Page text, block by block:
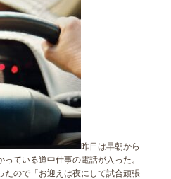
昨日は早朝から
ている道中仕事の電話が入った。
たので「お迎えは夜にして試合頑張